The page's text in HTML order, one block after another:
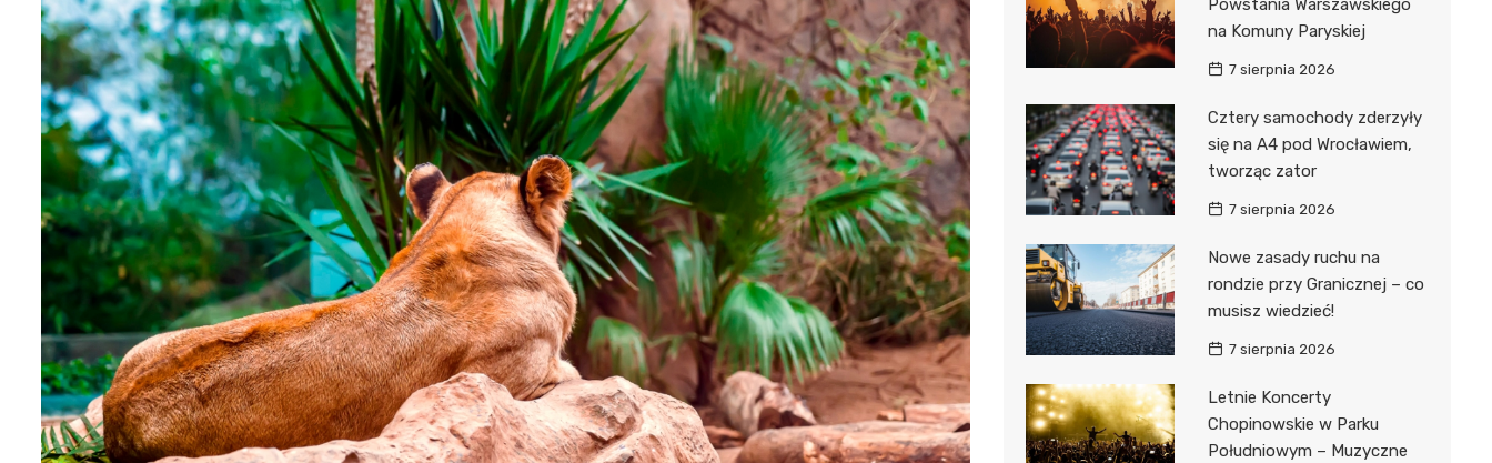
Fryzjer
Kino
Poczta
Powstania Warszawskiego
na Komuny Paryskiej
7 sierpnia 2026
Cztery samochody zderzyły
się na A4 pod Wrocławiem,
tworząc zator
7 sierpnia 2026
Nowe zasady ruchu na
rondzie przy Granicznej – co
musisz wiedzieć!
7 sierpnia 2026
Letnie Koncerty
Chopinowskie w Parku
Południowym – Muzyczne